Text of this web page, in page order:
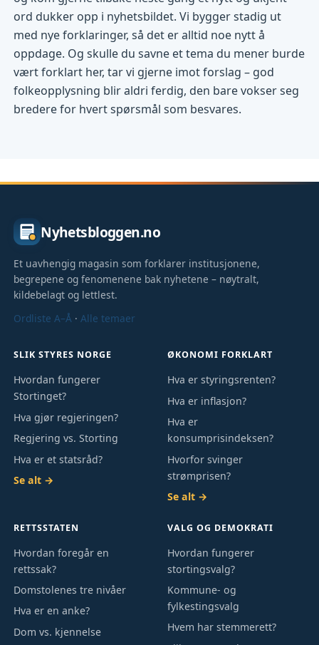
ord dukker opp i nyhetsbildet. Vi bygger stadig ut
med nye forklaringer, så det er alltid noe nytt å
oppdage. Og skulle du savne et tema du mener burde
vært forklart her, tar vi gjerne imot forslag – god
folkeopplysning blir aldri ferdig, den bare vokser seg
bredere for hvert spørsmål som besvares.
Nyhetsbloggen.no
Et uavhengig magasin som forklarer institusjonene,
begrepene og fenomenene bak nyhetene – nøytralt,
kildebelagt og lettlest.
Ordliste A–Å ·Alle temaer
SLIK STYRES NORGE
Hvordan fungerer
Stortinget?
Hva gjør regjeringen?
Regjering vs. Storting
Hva er et statsråd?
Se alt →
ØKONOMI FORKLART
Hva er styringsrenten?
Hva er inflasjon?
Hva er
konsumprisindeksen?
Hvorfor svinger
strømprisen?
Se alt →
RETTSSTATEN
Hvordan foregår en
rettssak?
Domstolenes tre nivåer
Hva er en anke?
Dom vs. kjennelse
VALG OG DEMOKRATI
Hvordan fungerer
stortingsvalg?
Kommune- og
fylkestingsvalg
Hvem har stemmerett?